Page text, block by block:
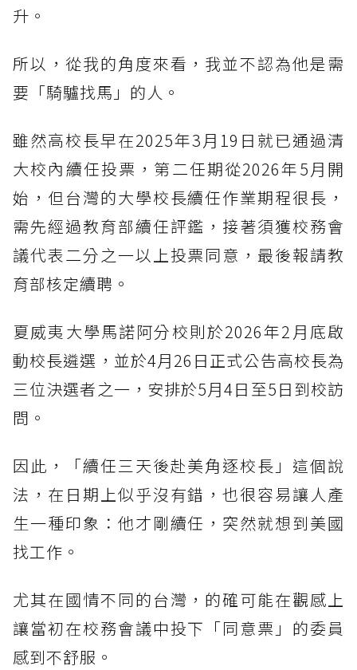
升。
所以，從我的角度來看，我並不認為他是需
要「騎驢找馬」的人。
雖然高校長早在2025年3月19日就已通過清
大校內續任投票，第二任期從2026年5月開
始，但台灣的大學校長續任作業期程很長，
需先經過教育部續任評鑑，接著須獲校務會
議代表二分之一以上投票同意，最後報請教
育部核定續聘。
夏威夷大學馬諾阿分校則於2026年2月底啟
動校長遴選，並於4月26日正式公告高校長為
三位決選者之一，安排於5月4日至5日到校訪
問。
因此，「續任三天後赴美角逐校長」這個說
法，在日期上似乎沒有錯，也很容易讓人產
生一種印象：他才剛續任，突然就想到美國
找工作。
尤其在國情不同的台灣，的確可能在觀感上
讓當初在校務會議中投下「同意票」的委員
感到不舒服。